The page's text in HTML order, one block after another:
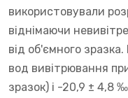
використовували
віднімаючи
від об'ємного
вод вивітрювання
зразок) і -20,9 ± 4,8